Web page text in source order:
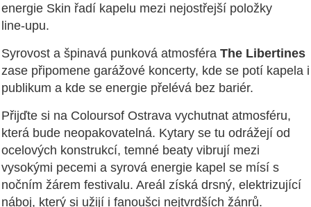
energie Skin řadí kapelu mezi nejostřejší položky
line‑upu.
Syrovost a špinavá punková atmosféra The Libertines
zase připomene garážové koncerty, kde se potí kapela i
publikum a kde se energie přelévá bez bariér.
Přijďte si na Coloursof Ostrava vychutnat atmosféru,
která bude neopakovatelná. Kytary se tu odrážejí od
ocelových konstrukcí, temné beaty vibrují mezi
vysokými pecemi a syrová energie kapel se mísí s
nočním žárem festivalu. Areál získá drsný, elektrizující
náboj, který si užijí i fanoušci nejtvrdších žánrů.